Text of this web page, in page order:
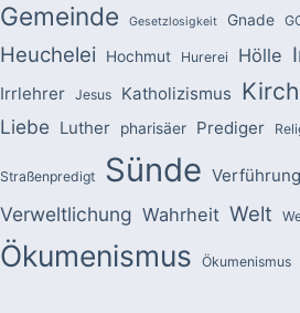
Gemeinde Gesetzlosigkeit Gnade
Heuchelei Hochmut Hurerei Hölle
Irrlehrer Jesus Katholizismus
Liebe Luther pharisäer Prediger
Straßenpredigt Sünde Verführung
Verweltlichung Wahrheit Welt
Ökumenismus Ökumenismus